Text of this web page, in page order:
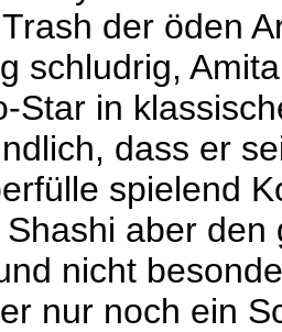
der öden
schludrig,
Star in
dass er
spielend
aber
nicht
nur noch ein